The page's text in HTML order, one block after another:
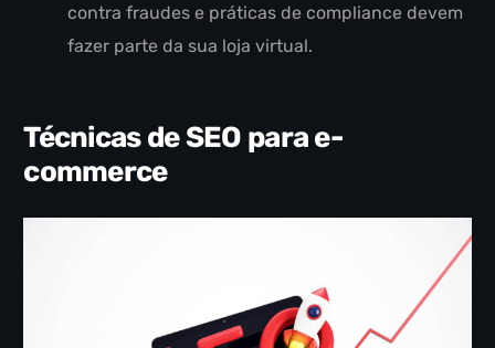
contra fraudes e práticas de compliance devem
fazer parte da sua loja virtual.
Técnicas de SEO para e-
commerce